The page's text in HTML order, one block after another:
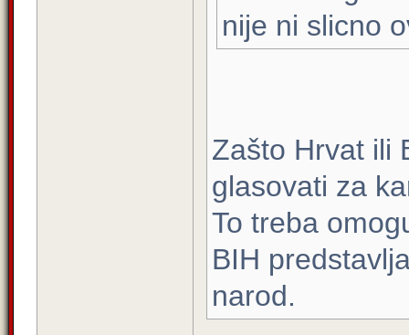
nije ni slicno
Zašto Hrvat ili
glasovati za
To treba
BIH
narod.